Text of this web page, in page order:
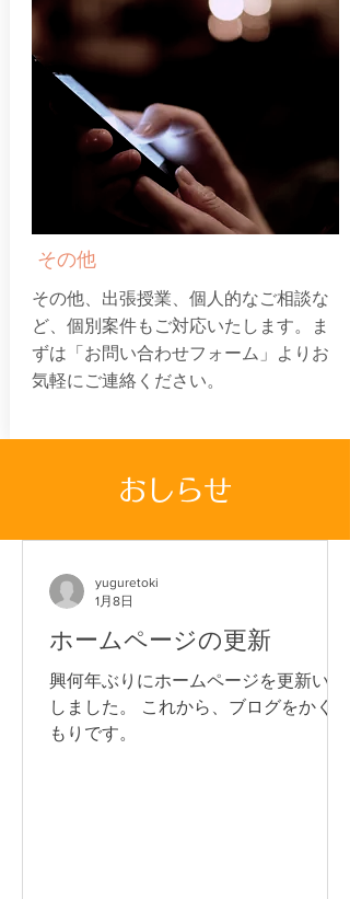
その他
その他、出張授業、個人的なご相談な
ど、個別案件もご対応いたします。ま
ずは「お問い合わせフォーム」よりお
気軽にご連絡ください。
おしらせ
ホームページの更新
興何年ぶりにホームページを更新いた
しました。 これから、ブログをかくつ
もりです。
yuguretoki
1月8日